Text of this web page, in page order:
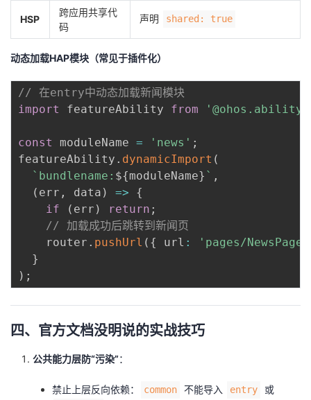
​HSP​
跨应用共享代
码
声明 shared: true
​动态加载HAP模块（常见于插件化）​
// 在entry中动态加载新闻模块
import
featureAbility from
const moduleName = 'news' ;
featureAbility . dynamicImport (
` bundlename: ${moduleName} ` ,
( err , data ) =>
{
if
( err ) return ;
// 加载成功后跳转到新闻页
    router
. pushUrl ( { url :
'pages/NewsPage'
}
) ;
四、官方文档没明说的实战技巧
​公共能力层防“污染”​​：
禁止上层反向依赖： common 不能导入 entry 或